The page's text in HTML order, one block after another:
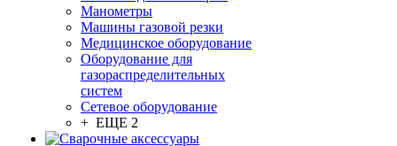
Манометры
Машины газовой резки
Медицинское оборудование
Оборудование для
газораспределительных
систем
Сетевое оборудование
+ ЕЩЕ 2